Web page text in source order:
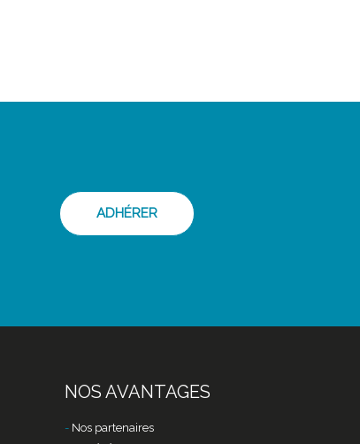
ADHÉRER
NOS AVANTAGES
Nos partenaires